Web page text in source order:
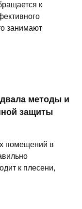
к
занимают
методы и
защиты
помещений в
к плесени,